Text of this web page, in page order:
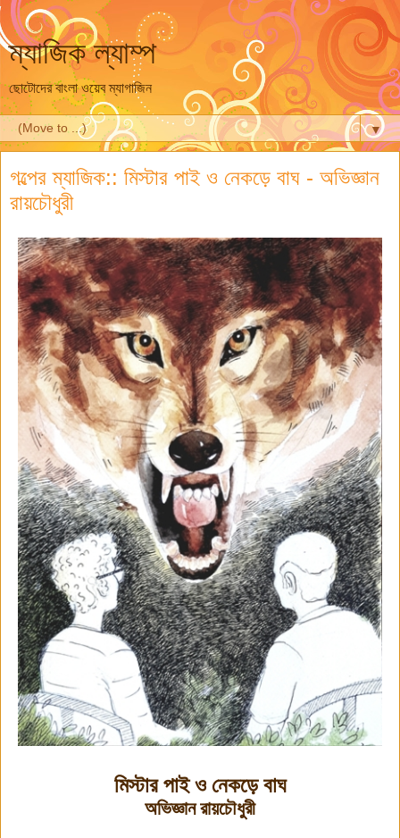
ম্যাজিক ল্যাম্প
ছোটোদের বাংলা ওয়েব ম্যাগাজিন
▼
গল্পের ম্যাজিক:: মিস্টার পাই ও নেকড়ে বাঘ - অভিজ্ঞান
রায়চৌধুরী
মিস্টার পাই ও নেকড়ে বাঘ
অভিজ্ঞান রায়চৌধুরী